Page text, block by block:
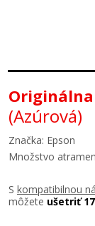
Originálna
(Azúrová)
Značka: Epson
Množstvo
S kompatibilnou
môžete ušetriť